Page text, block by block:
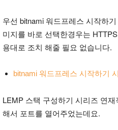
우선 bitnami 워드프레스 시작하
미지를 바로 선택한경우는
용대로 조치 해줄 필요 없습니다.
bitnami 워드프레스 시작하기
LEMP 스택 구성하기 시리즈 연재
해서 포트를 열어주었는데요.